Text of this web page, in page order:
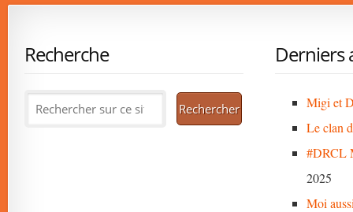
Recherche Derniers
Migi et
Le clan
#DRCL
2025
Moi